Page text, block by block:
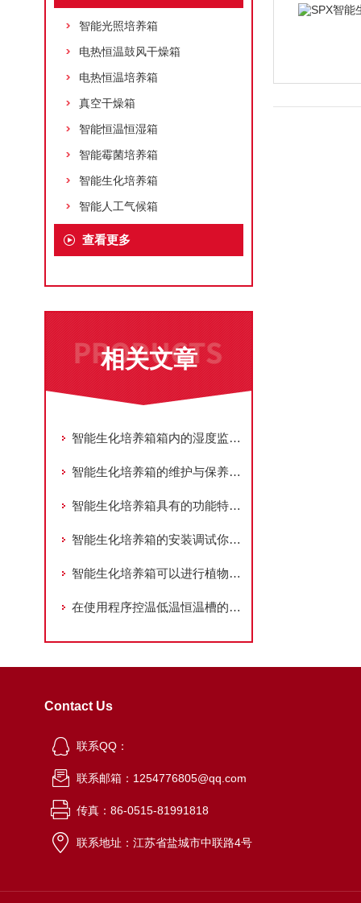
智能光照培养箱
电热恒温鼓风干燥箱
电热恒温培养箱
真空干燥箱
智能恒温恒湿箱
智能霉菌培养箱
智能生化培养箱
智能人工气候箱
查看更多
相关文章
智能生化培养箱箱内的湿度监测系统能够调整湿度水平
智能生化培养箱的维护与保养工作六点细则
智能生化培养箱具有的功能特点居然这么多！
智能生化培养箱的安装调试你知道怎么进行吗？
智能生化培养箱可以进行植物组织培养吗？这篇文章给大家解答
在使用程序控温低温恒温槽的过程中一定要注意这些行为
Contact Us
联系QQ：
联系邮箱：1254776805@qq.com
传真：86-0515-81991818
联系地址：江苏省盐城市中联路4号